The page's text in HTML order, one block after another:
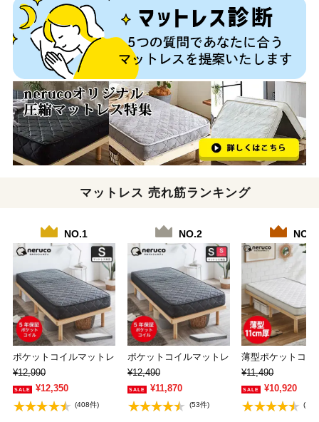
マットレス 売れ筋ランキング
NO.1
ポケットコイルマットレス シングル 厚さ20c…
¥12,990
¥12,350
(408件)
NO.2
ポケットコイルマットレス ショートシング
¥12,490
¥11,870
(53件)
NO.3
薄型ポケットコ
¥11,490
¥10,920